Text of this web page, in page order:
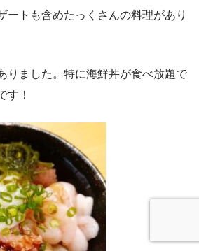
ートも含めたっくさんの料理があり
りました。特に海鮮丼が食べ放題で
す！